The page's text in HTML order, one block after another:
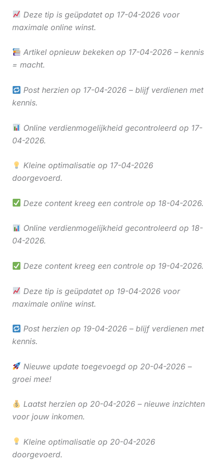
Deze tip is geüpdatet op 17-04-2026 voor
maximale online winst.
Artikel opnieuw bekeken op 17-04-2026 – kennis
= macht.
Post herzien op 17-04-2026 – blijf verdienen met
kennis.
Online verdienmogelijkheid gecontroleerd op 17-
04-2026.
Kleine optimalisatie op 17-04-2026
doorgevoerd.
Deze content kreeg een controle op 18-04-2026.
Online verdienmogelijkheid gecontroleerd op 18-
04-2026.
Deze content kreeg een controle op 19-04-2026.
Deze tip is geüpdatet op 19-04-2026 voor
maximale online winst.
Post herzien op 19-04-2026 – blijf verdienen met
kennis.
Nieuwe update toegevoegd op 20-04-2026 –
groei mee!
Laatst herzien op 20-04-2026 – nieuwe inzichten
voor jouw inkomen.
Kleine optimalisatie op 20-04-2026
doorgevoerd.